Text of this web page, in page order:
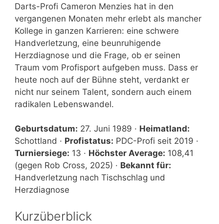
Darts-Profi Cameron Menzies hat in den
vergangenen Monaten mehr erlebt als mancher
Kollege in ganzen Karrieren: eine schwere
Handverletzung, eine beunruhigende
Herzdiagnose und die Frage, ob er seinen
Traum vom Profisport aufgeben muss. Dass er
heute noch auf der Bühne steht, verdankt er
nicht nur seinem Talent, sondern auch einem
radikalen Lebenswandel.
Geburtsdatum: 27. Juni 1989 · Heimatland:
Schottland · Profistatus: PDC-Profi seit 2019 ·
Turniersiege: 13 · Höchster Average: 108,41
(gegen Rob Cross, 2025) · Bekannt für:
Handverletzung nach Tischschlag und
Herzdiagnose
Kurzüberblick